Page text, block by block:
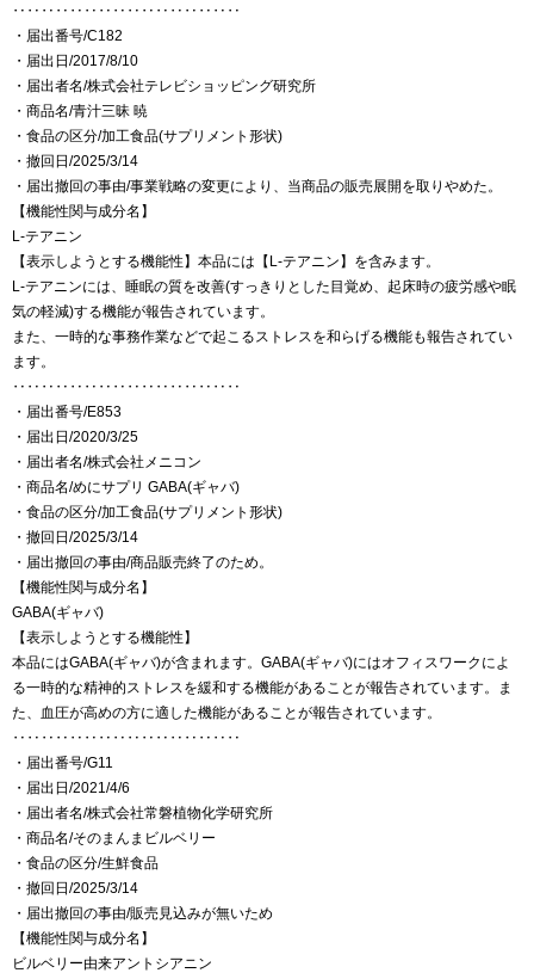
‥‥‥‥‥‥‥‥‥‥‥‥‥‥‥‥
・届出番号/C182
・届出日/2017/8/10
・届出者名/株式会社テレビショッピング研究所
・商品名/青汁三昧 暁
・食品の区分/加工食品(サプリメント形状)
・撤回日/2025/3/14
・届出撤回の事由/事業戦略の変更により、当商品の販売展開を取りやめた。
【機能性関与成分名】
L-テアニン
【表示しようとする機能性】本品には【L-テアニン】を含みます。
L-テアニンには、睡眠の質を改善(すっきりとした目覚め、起床時の疲労感や眠
気の軽減)する機能が報告されています。
また、一時的な事務作業などで起こるストレスを和らげる機能も報告されてい
ます。
‥‥‥‥‥‥‥‥‥‥‥‥‥‥‥‥
・届出番号/E853
・届出日/2020/3/25
・届出者名/株式会社メニコン
・商品名/めにサプリ GABA(ギャバ)
・食品の区分/加工食品(サプリメント形状)
・撤回日/2025/3/14
・届出撤回の事由/商品販売終了のため。
【機能性関与成分名】
GABA(ギャバ)
【表示しようとする機能性】
本品にはGABA(ギャバ)が含まれます。GABA(ギャバ)にはオフィスワークによ
る一時的な精神的ストレスを緩和する機能があることが報告されています。ま
た、血圧が高めの方に適した機能があることが報告されています。
‥‥‥‥‥‥‥‥‥‥‥‥‥‥‥‥
・届出番号/G11
・届出日/2021/4/6
・届出者名/株式会社常磐植物化学研究所
・商品名/そのまんまビルベリー
・食品の区分/生鮮食品
・撤回日/2025/3/14
・届出撤回の事由/販売見込みが無いため
【機能性関与成分名】
ビルベリー由来アントシアニン